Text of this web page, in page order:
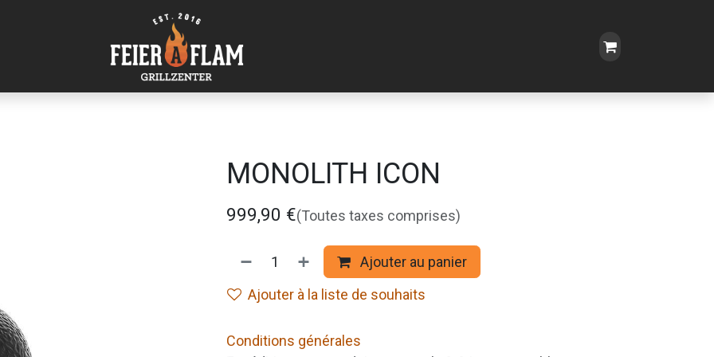
MONOLITH ICON
999,90 €(Toutes taxes comprises)
Ajouter au panier
Ajouter à la liste de souhaits
Conditions générales